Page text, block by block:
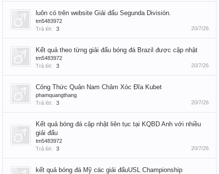
luôn có trên website Giải đấu Segunda División.
tm5483972
Trả lời:
3 20/7/26
Kết quả theo từng giải đấu bóng đá Brazil được cập nhật
tm5483972
Trả lời:
3 20/7/26
Công Thức Quân Nam Châm Xóc Đĩa Kubet
phamquangthang
Trả lời:
3 20/7/26
Kết quả bóng đá cập nhật liên tục tại KQBD Anh với nhiều
giải đấu
tm5483972
Trả lời:
3 20/7/26
kết quả bóng đá Mỹ các giải đấuUSL Championship